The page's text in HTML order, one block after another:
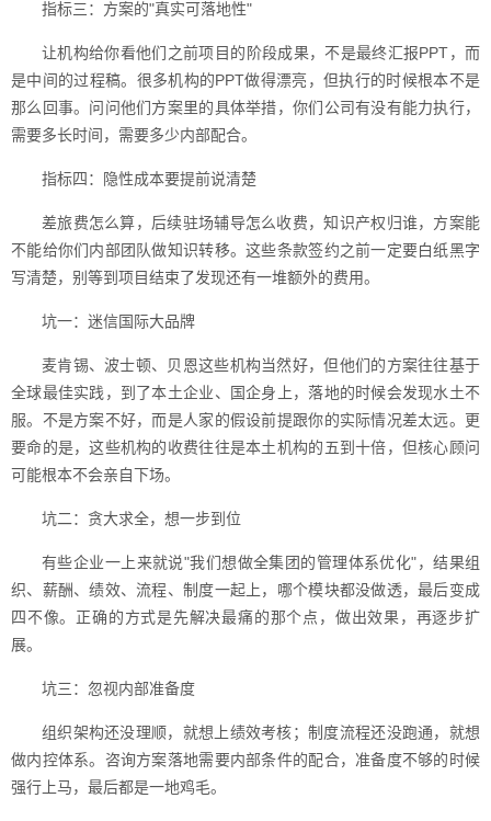
指标三：方案的"真实可落地性"
让机构给你看他们之前项目的阶段成果，不是最终汇报PPT，而
是中间的过程稿。很多机构的PPT做得漂亮，但执行的时候根本不是
那么回事。问问他们方案里的具体举措，你们公司有没有能力执行，
需要多长时间，需要多少内部配合。
指标四：隐性成本要提前说清楚
差旅费怎么算，后续驻场辅导怎么收费，知识产权归谁，方案能
不能给你们内部团队做知识转移。这些条款签约之前一定要白纸黑字
写清楚，别等到项目结束了发现还有一堆额外的费用。
坑一：迷信国际大品牌
麦肯锡、波士顿、贝恩这些机构当然好，但他们的方案往往基于
全球最佳实践，到了本土企业、国企身上，落地的时候会发现水土不
服。不是方案不好，而是人家的假设前提跟你的实际情况差太远。更
要命的是，这些机构的收费往往是本土机构的五到十倍，但核心顾问
可能根本不会亲自下场。
坑二：贪大求全，想一步到位
有些企业一上来就说"我们想做全集团的管理体系优化"，结果组
织、薪酬、绩效、流程、制度一起上，哪个模块都没做透，最后变成
四不像。正确的方式是先解决最痛的那个点，做出效果，再逐步扩
展。
坑三：忽视内部准备度
组织架构还没理顺，就想上绩效考核；制度流程还没跑通，就想
做内控体系。咨询方案落地需要内部条件的配合，准备度不够的时候
强行上马，最后都是一地鸡毛。